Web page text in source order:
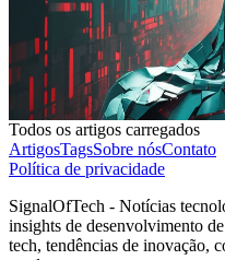
Reddit
política
#
automação
#inteligência artificial
#
empregos
Ler artigo completo
Todos os artigos carregados
ArtigosTagsSobre nósContato
Política de privacidade
SignalOfTech - Notícias
insights de desenvolvimento
tech, tendências de inovação,